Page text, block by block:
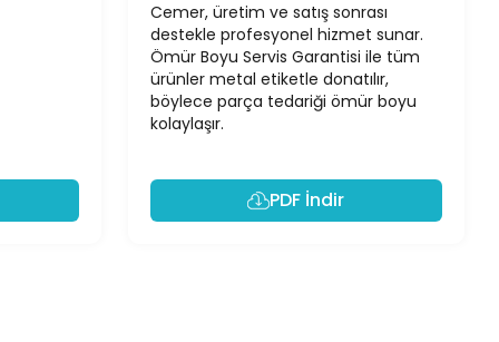
Cemer, üretim ve satış sonrası
destekle profesyonel hizmet sunar.
Ömür Boyu Servis Garantisi ile tüm
ürünler metal etiketle donatılır,
böylece parça tedariği ömür boyu
kolaylaşır.
PDF İndir